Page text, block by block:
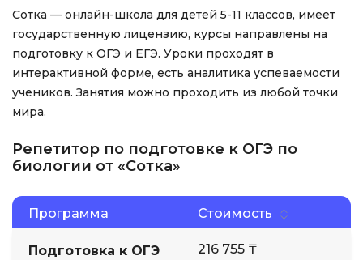
Сотка — онлайн-школа для детей 5-11 классов, имеет
государственную лицензию, курсы направлены на
подготовку к ОГЭ и ЕГЭ. Уроки проходят в
интерактивной форме, есть аналитика успеваемости
учеников. Занятия можно проходить из любой точки
мира.
Репетитор по подготовке к ОГЭ по
биологии от «Сотка»
Программа Стоимость
Подготовка к ОГЭ 216 755 ₸